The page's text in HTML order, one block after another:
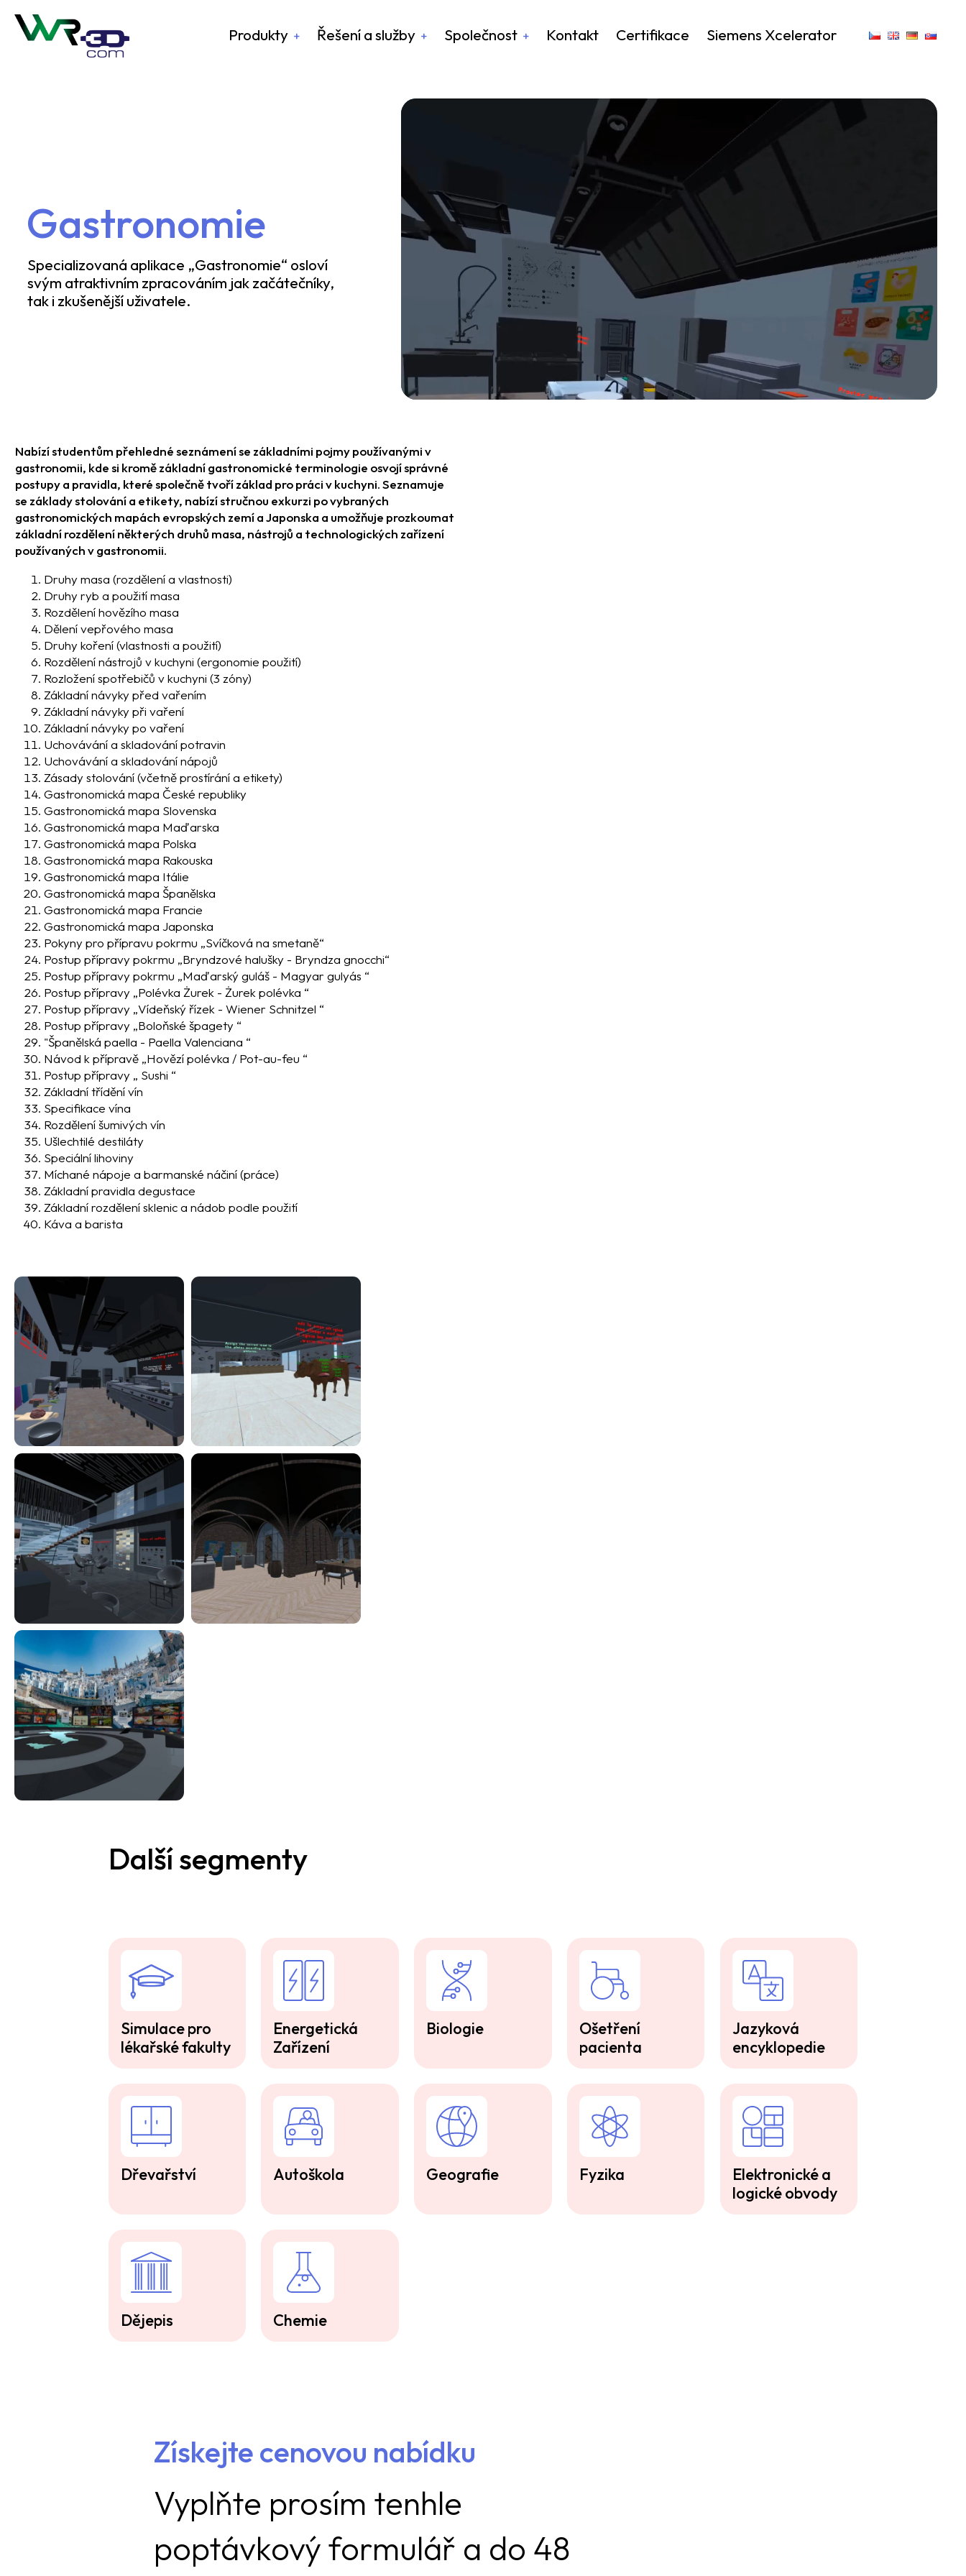
Produkty Řešení a služby Společnost Kontakt Certifikace Siemens Xcelerator
Gastronomie
Specializovaná aplikace „Gastronomie“ osloví
svým atraktivním zpracováním jak začátečníky,
tak i zkušenější uživatele.
Nabízí studentům přehledné seznámení se základními pojmy používanými v
gastronomii, kde si kromě základní gastronomické terminologie osvojí správné
postupy a pravidla, které společně tvoří základ pro práci v kuchyni. Seznamuje
se základy stolování a etikety, nabízí stručnou exkurzi po vybraných
gastronomických mapách evropských zemí a Japonska a umožňuje prozkoumat
základní rozdělení některých druhů masa, nástrojů a technologických zařízení
používaných v gastronomii.
Druhy masa (rozdělení a vlastnosti)
Druhy ryb a použití masa
Rozdělení hovězího masa
Dělení vepřového masa
Druhy koření (vlastnosti a použití)
Rozdělení nástrojů v kuchyni (ergonomie použití)
Rozložení spotřebičů v kuchyni (3 zóny)
Základní návyky před vařením
Základní návyky při vaření
Základní návyky po vaření
Uchovávání a skladování potravin
Uchovávání a skladování nápojů
Zásady stolování (včetně prostírání a etikety)
Gastronomická mapa České republiky
Gastronomická mapa Slovenska
Gastronomická mapa Maďarska
Gastronomická mapa Polska
Gastronomická mapa Rakouska
Gastronomická mapa Itálie
Gastronomická mapa Španělska
Gastronomická mapa Francie
Gastronomická mapa Japonska
Pokyny pro přípravu pokrmu „Svíčková na smetaně“
Postup přípravy pokrmu „Bryndzové halušky - Bryndza gnocchi“
Postup přípravy pokrmu „Maďarský guláš - Magyar gulyás “
Postup přípravy „Polévka Żurek - Żurek polévka “
Postup přípravy „Vídeňský řízek - Wiener Schnitzel “
Postup přípravy „Boloňské špagety “
"Španělská paella - Paella Valenciana “
Návod k přípravě „Hovězí polévka / Pot-au-feu “
Postup přípravy „ Sushi “
Základní třídění vín
Specifikace vína
Rozdělení šumivých vín
Ušlechtilé destiláty
Speciální lihoviny
Míchané nápoje a barmanské náčiní (práce)
Základní pravidla degustace
Základní rozdělení sklenic a nádob podle použití
Káva a barista
Další segmenty
Simulace pro
lékařské fakulty
Energetická
Zařízení
Biologie
Ošetření
pacienta
Jazyková
encyklopedie
Dřevařství Autoškola Geografie Fyzika
Elektronické a
logické obvody
Dějepis Chemie
Získejte cenovou nabídku
Vyplňte prosím tenhle
poptávkový formulář a do 48